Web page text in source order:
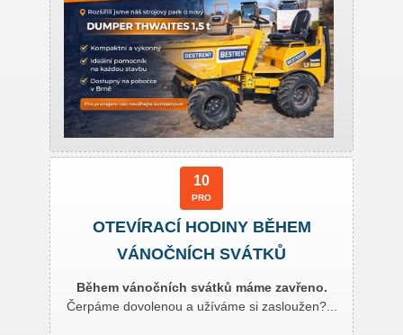
10
PRO
OTEVÍRACÍ HODINY BĚHEM
VÁNOČNÍCH SVÁTKŮ
Během vánočních svátků máme zavřeno.
Čerpáme dovolenou a užíváme si zasloužen?...